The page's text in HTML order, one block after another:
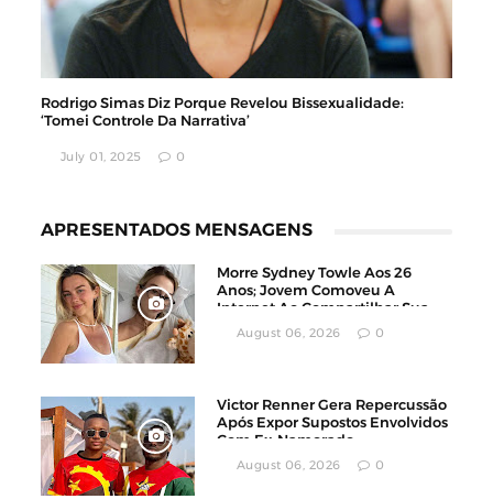
Rodrigo Simas Diz Porque Revelou Bissexualidade:
‘Tomei Controle Da Narrativa’
July 01, 2025 0
APRESENTADOS MENSAGENS
Morre Sydney Towle Aos 26
Anos; Jovem Comoveu A
Internet Ao Compartilhar Sua
Luta Contra O Câncer
August 06, 2026 0
Victor Renner Gera Repercussão
Após Expor Supostos Envolvidos
Com Ex-Namorado
August 06, 2026 0